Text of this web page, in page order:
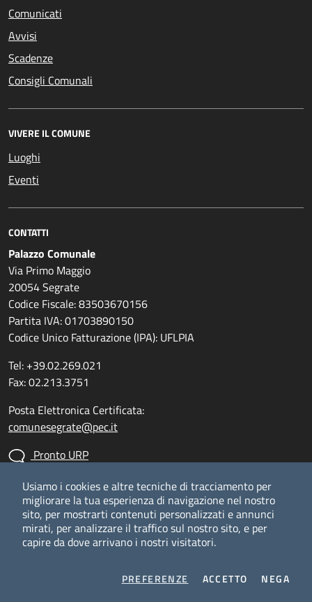
Usiamo i cookies e altre tecniche di tracciamento per
migliorare la tua esperienza di navigazione nel nostro
sito, per mostrarti contenuti personalizzati e annunci
mirati, per analizzare il traffico sul nostro sito, e per
capire da dove arrivano i nostri visitatori.
PREFERENZE COOKIES
ACCETTO I COOKIES
NEGAI
Comunicati
Avvisi
Scadenze
Consigli Comunali
VIVERE IL COMUNE
Luoghi
Eventi
CONTATTI
Palazzo Comunale
Via Primo Maggio
20054 Segrate
Codice Fiscale: 83503670156
Partita IVA: 01703890150
Codice Unico Fatturazione (IPA): UFLPIA
Tel: +39.02.269.021
Fax: 02.213.3751
Posta Elettronica Certificata:
comunesegrate@pec.it
Pronto URP
Leggi le FAQ
Prenotazione appuntamento
Segnalazione disservizio
Richiesta d'assistenza
Amministrazione trasparente